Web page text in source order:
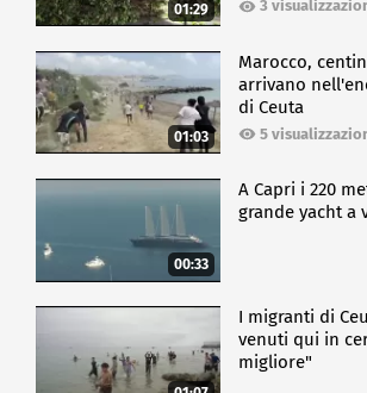
01:29 3
01:03
Marocco,
arrivano
di Ceuta
5
00:33
A Capri i 220
grande yacht a
I migranti di
venuti qui in
migliore"